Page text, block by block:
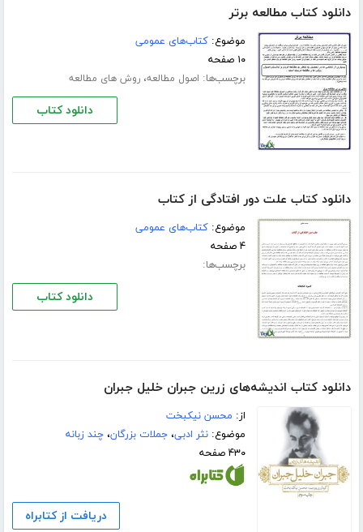
دانلود کتاب مطالعه برتر
موضوع:کتاب‌های عمومی
۱۰ صفحه
برچسب‌ها: اصول مطالعه،روش های مطالعه
دانلود کتاب
دانلود کتاب علت دور افتادگی از کتاب
موضوع:کتاب‌های عمومی
۴ صفحه
برچسب‌ها:
دانلود کتاب
دانلود کتاب اندیشه‌های زرین جبران خلیل جبران
از: محسن نیکبخت
موضوع:نثر ادبی،جملات بزرگان،چند زبانه
۴۳۰ صفحه
دریافت از کتابراه